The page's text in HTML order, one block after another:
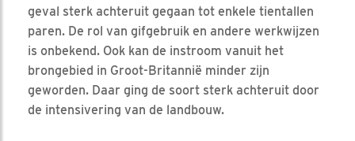
geval sterk achteruit gegaan tot enkele tientallen
paren. De rol van gifgebruik en andere werkwijzen
is onbekend. Ook kan de instroom vanuit het
brongebied in Groot-Britannië minder zijn
geworden. Daar ging de soort sterk achteruit door
de intensivering van de landbouw.